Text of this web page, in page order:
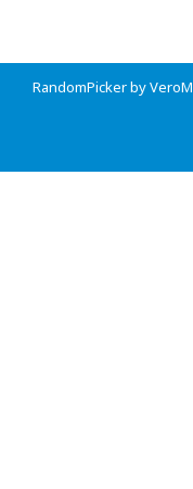
RandomPicker by